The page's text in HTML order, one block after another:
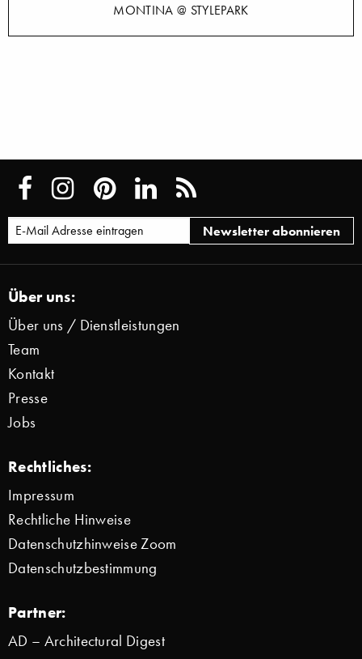
MONTINA @ STYLEPARK
Über uns:
Über uns / Dienstleistungen
Team
Kontakt
Presse
Jobs
Rechtliches:
Impressum
Rechtliche Hinweise
Datenschutzhinweise Zoom
Datenschutzbestimmung
Partner:
AD – Architectural Digest